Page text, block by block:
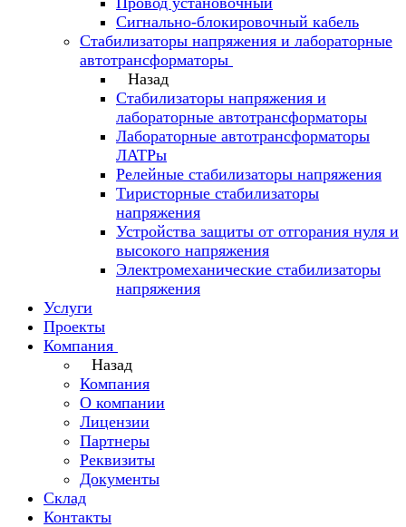
Сигнально-блокировочный кабель
Стабилизаторы напряжения и лабораторные
автотрансформаторы
Назад
Стабилизаторы напряжения и
лабораторные автотрансформаторы
Лабораторные автотрансформаторы
ЛАТРы
Релейные стабилизаторы напряжения
Тиристорные стабилизаторы
напряжения
Устройства защиты от отгорания нуля и
высокого напряжения
Электромеханические стабилизаторы
напряжения
Услуги
Проекты
Компания
Назад
Компания
О компании
Лицензии
Партнеры
Реквизиты
Документы
Склад
Контакты